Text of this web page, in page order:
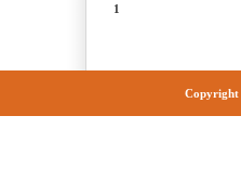
1
Copyright